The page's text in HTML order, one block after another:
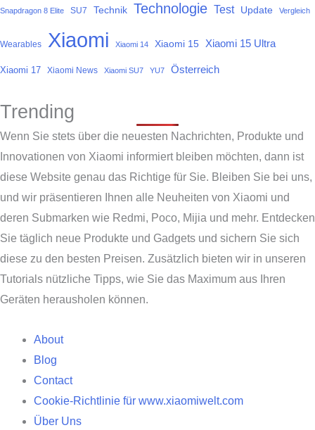
Snapdragon 8 Elite SU7 Technik Technologie Test Update Vergleich
Wearables Xiaomi Xiaomi 14 Xiaomi 15 Xiaomi 15 Ultra
Xiaomi 17 Xiaomi News Xiaomi SU7 YU7 Österreich
Trending
Wenn Sie stets über die neuesten Nachrichten, Produkte und
Innovationen von Xiaomi informiert bleiben möchten, dann ist
diese Website genau das Richtige für Sie. Bleiben Sie bei uns,
und wir präsentieren Ihnen alle Neuheiten von Xiaomi und
deren Submarken wie Redmi, Poco, Mijia und mehr. Entdecken
Sie täglich neue Produkte und Gadgets und sichern Sie sich
diese zu den besten Preisen. Zusätzlich bieten wir in unseren
Tutorials nützliche Tipps, wie Sie das Maximum aus Ihren
Geräten herausholen können.
About
Blog
Contact
Cookie-Richtlinie für www.xiaomiwelt.com
Über Uns